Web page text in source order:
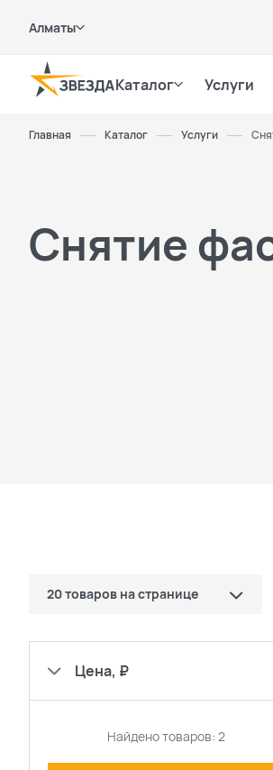
Алматы
Каталог Услуги
Главная Каталог Услуги
Снятие
20 товаров на странице
10 товаров
20 товаров
30 товаров
Цена, ₽
Найдено товаров: 2